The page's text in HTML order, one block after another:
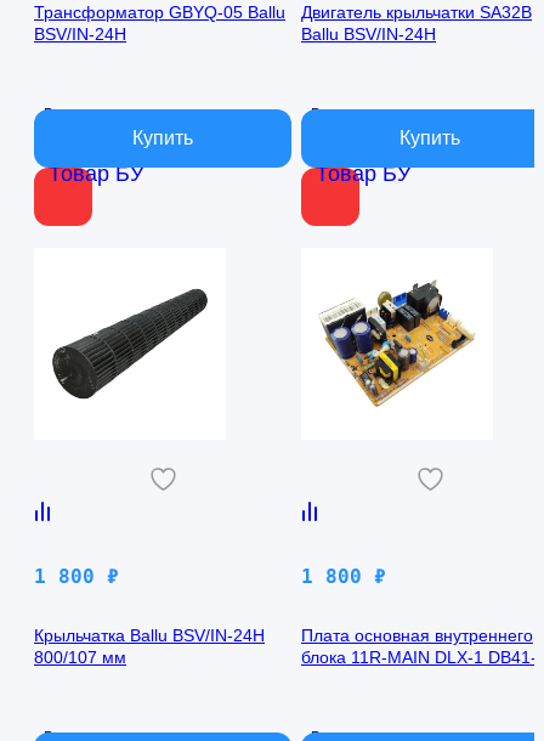
Товар БУ
Трансформатор GBYQ-05 Ballu
BSV/IN-24H
В наличии
Товар БУ
Двигатель крыльчатки SA32B
Ballu BSV/IN-24H
В наличии
1 800 ₽
Крыльчатка Ballu BSV/IN-24H
800/107 мм
В наличии
1 800 ₽
Плата основная внутреннего
блока 11R-MAIN DLX-1 DB41-
В наличии